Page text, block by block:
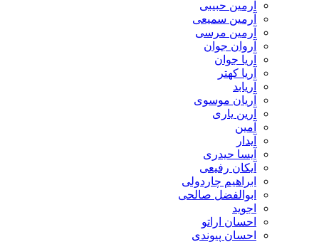
آرمین حبیبی
آرمین سمیعی
آرمین مرسی
آروان جوان
آریا جوان
آریا کهتر
آریابد
آریان موسوی
آرین یاری
آمین
آیدار
آیسا حیدری
آیکان رفیعی
ابراهیم چاردولی
ابوالفضل صالحی
اجوید
احسان اراتو
احسان پیوندی